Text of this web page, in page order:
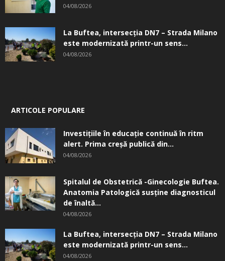
04/08/2026
La Buftea, intersecţia DN7 – Strada Milano
este modernizată printr-un sens...
04/08/2026
ARTICOLE POPULARE
Investițiile în educație continuă în ritm
alert. Prima creşă publică din...
04/08/2026
Spitalul de Obstetrică -Ginecologie Buftea.
Anatomia Patologică susţine diagnosticul
de înaltă...
04/08/2026
La Buftea, intersecţia DN7 – Strada Milano
este modernizată printr-un sens...
04/08/2026